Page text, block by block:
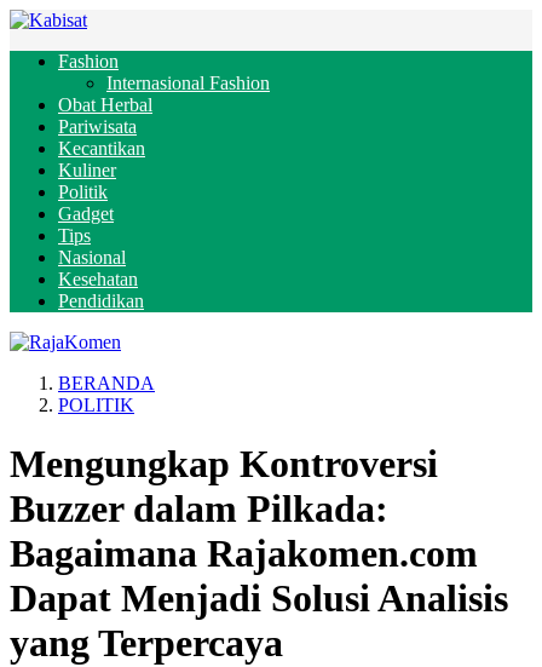
Fashion
Internasional Fashion
Obat Herbal
Pariwisata
Kecantikan
Kuliner
Politik
Gadget
Tips
Nasional
Kesehatan
Pendidikan
BERANDA
POLITIK
Mengungkap Kontroversi
Buzzer dalam Pilkada:
Bagaimana Rajakomen.com
Dapat Menjadi Solusi Analisis
yang Terpercaya